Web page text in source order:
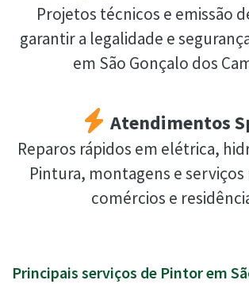
Projetos técnicos e emissão
garantir a legalidade e
em São Gonçalo dos
Atendimentos
Reparos rápidos em elétrica,
Pintura, montagens e serviços
comércios e
Principais serviços de Pintor em